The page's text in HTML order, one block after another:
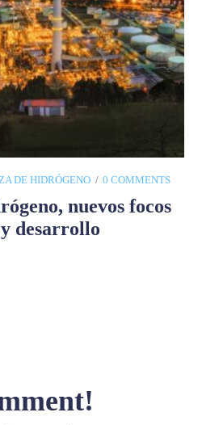
DE HIDRÓGENO 0 COMMENTS
nuevos focos
desarrollo